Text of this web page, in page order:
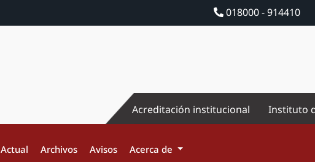
018000 - 914410
Acreditación institucional Instituto
Actual Archivos Avisos Acerca de